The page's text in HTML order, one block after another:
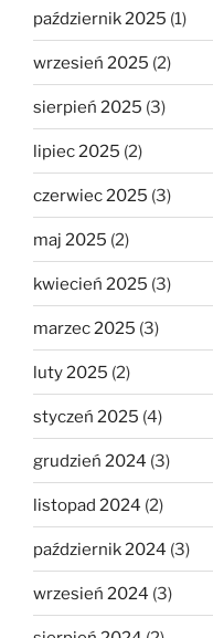
październik 2025 (1)
wrzesień 2025 (2)
sierpień 2025 (3)
lipiec 2025 (2)
czerwiec 2025 (3)
maj 2025 (2)
kwiecień 2025 (3)
marzec 2025 (3)
luty 2025 (2)
styczeń 2025 (4)
grudzień 2024 (3)
listopad 2024 (2)
październik 2024 (3)
wrzesień 2024 (3)